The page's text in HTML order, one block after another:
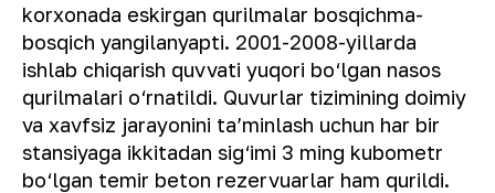
korxonada eskirgan qurilmalar bosqichma-
bosqich yangilanyapti. 2001-2008-yillarda
ishlab chiqarish quvvati yuqori bo‘lgan nasos
qurilmalari o‘rnatildi. Quvurlar tizimining doimiy
va xavfsiz jarayonini ta’minlash uchun har bir
stansiyaga ikkitadan sig‘imi 3 ming kubometr
bo‘lgan temir beton rezervuarlar ham qurildi.